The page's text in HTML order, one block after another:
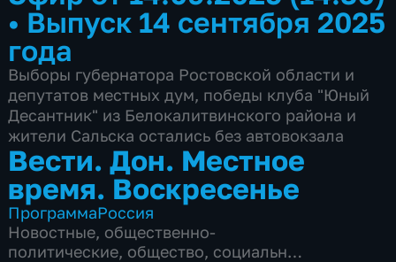
• Выпуск 14 сентября 2025
года
Выборы губернатора Ростовской области и
депутатов местных дум, победы клуба "Юный
Десантник" из Белокалитвинского района и
жители Сальска остались без автовокзала
Вести. Дон. Местное
время. Воскресенье
ПрограммаРоссия
Новостные, общественно-
политические, общество, социально-